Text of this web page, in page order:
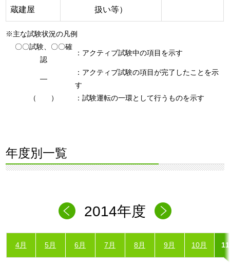
蔵建屋
扱い等）
※主な試験状況の凡例
〇〇試験、〇〇確
認
：アクティブ試験中の項目を示す
―
：アクティブ試験の項目が完了したことを示
す
（ ）
：試験運転の一環として行うものを示す
年度別一覧
2014年度
4月 5月 6月 7月 8月 9月 10月